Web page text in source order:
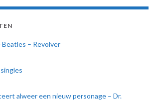
– Revolver
alweer een nieuw personage – Dr.